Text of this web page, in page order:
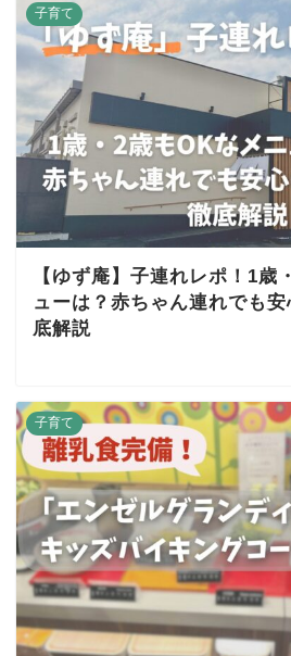
子育て
【ゆず庵】子連れレポ！1歳
ューは？赤ちゃん連れでも
底解説
子育て